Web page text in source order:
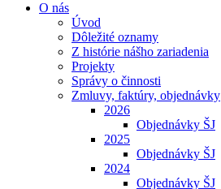
O nás
Úvod
Dôležité oznamy
Z histórie nášho zariadenia
Projekty
Správy o činnosti
Zmluvy, faktúry, objednávky
2026
Objednávky ŠJ
2025
Objednávky ŠJ
2024
Objednávky ŠJ